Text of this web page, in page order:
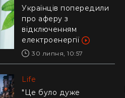
Українців попередили
про аферу з
відключенням
електроенергії
30 липня, 10:57
Life
"Це було дуже
Ледь втримали на
руках: у Дніпрі рибалки
витягли з річки
гігантського коропа
(відео)
28 липня, 17:47
Life